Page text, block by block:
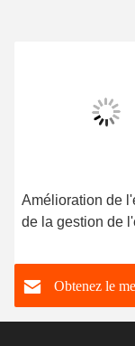
Amélioration de
de la gestion de
intelligent 0-
vanneObtenez le